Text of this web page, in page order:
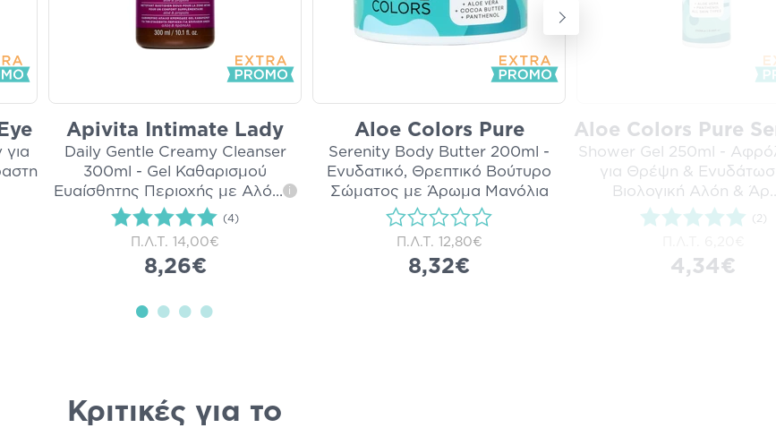
Apivita Intimate Lady
Daily Gentle Creamy Cleanser
300ml - Gel Καθαρισμού
Ευαίσθητης Περιοχής με Αλό... i
(4)
Π.Λ.Τ. 14,00€
8,26€
Aloe Colors Pure
Serenity Body Butter 200ml -
Ενυδατικό, Θρεπτικό Βούτυρο
Σώματος με Άρωμα Μανόλια
Π.Λ.Τ. 12,80€
8,32€
Aloe Colors Pure
Shower Gel 250ml -
για Θρέψη &
Βιολογική Αλόη & Άρ
(2)
4,34€
Κριτικές για το